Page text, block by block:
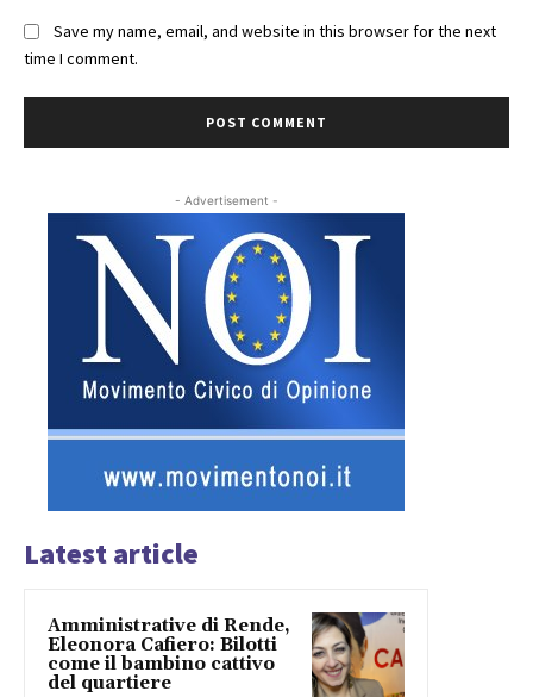
Save my name, email, and website in this browser for the next
time I comment.
- Advertisement -
Latest article
Amministrative di Rende,
Eleonora Cafiero: Bilotti
come il bambino cattivo
del quartiere